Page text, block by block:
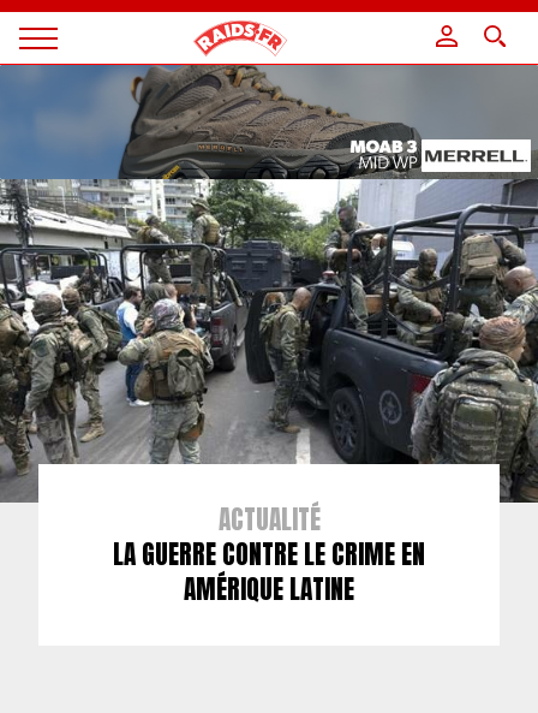
Magazine
ACTUALITÉ
LA GUERRE CONTRE LE CRIME EN
AMÉRIQUE LATINE
Panneau de gestion des cookies